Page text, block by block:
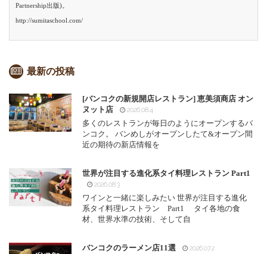
Partnership出版)。
http://sumitaschool.com/
最新の投稿
[バンコクの新規開店レストラン] 恵美須商店 オン
ヌット店
2026.08.4
多くのレストランが毎日のようにオープンするバ
ンコク。 バンめしがオープンしたて&オープン間
近の期待の新店情報を
世界が注目する進化系タイ料理レストラン Part1
2026.08.3
ワインと一緒に楽しみたい 世界が注目する進化
系タイ料理レストラン Part1 タイ各地の食
材、世界水準の技術、そして自
バンコクのラーメン店11選 2026.07.2